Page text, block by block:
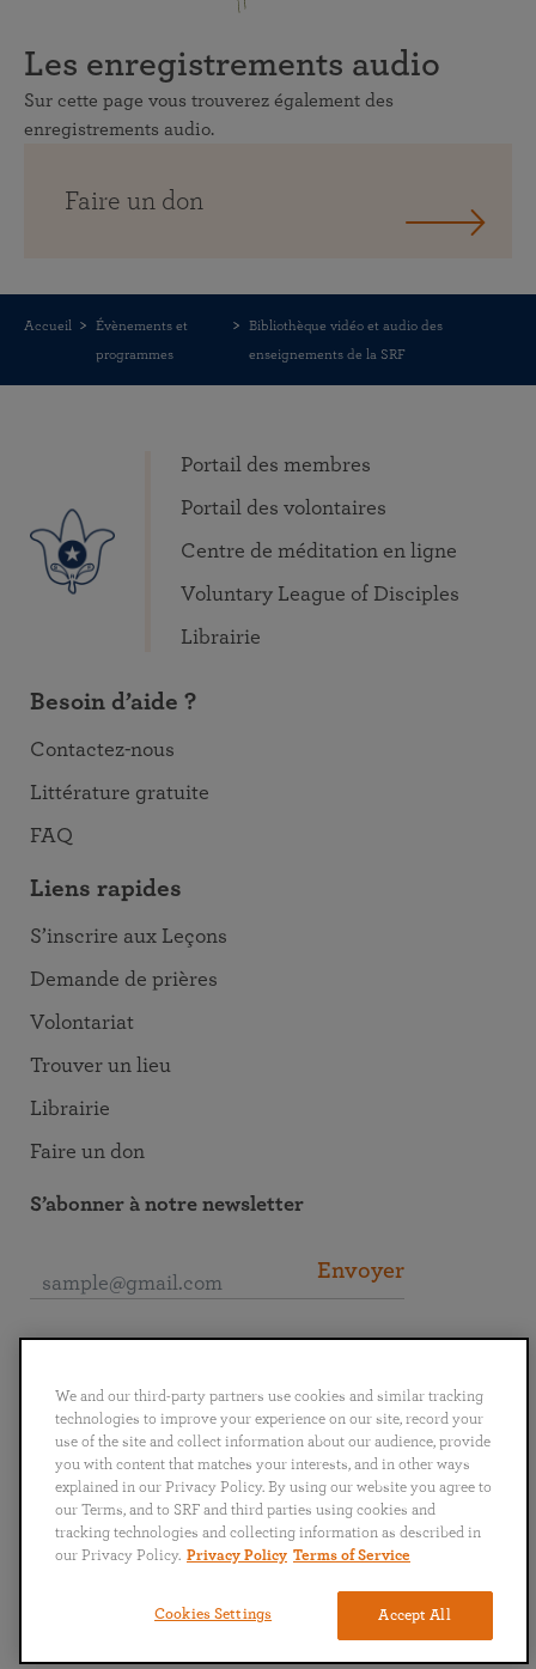
Les enregistrements audio
Sur cette page vous trouverez également des
enregistrements audio.
Faire un don
Accueil
Évènements et
programmes
Bibliothèque vidéo et audio des
enseignements de la SRF
Portail des membres
Portail des volontaires
Centre de méditation en ligne
Voluntary League of Disciples
Librairie
Besoin d’aide ?
Contactez-nous
Littérature gratuite
FAQ
Liens rapides
S’inscrire aux Leçons
Demande de prières
Volontariat
Trouver un lieu
Librairie
Faire un don
S’abonner à notre newsletter
Envoyer
English Deutsch Español Français
Italiano
Português
日本語 ไทย
Copyright © 2024 Self-Realization Fellowship. Tous droits réservés.
We and our third-party partners use cookies and similar tracking
technologies to improve your experience on our site, record your
use of the site and collect information about our audience, provide
you with content that matches your interests, and in other ways
explained in our Privacy Policy. By using our website you agree to
our Terms, and to SRF and third parties using cookies and
tracking technologies and collecting information as described in
our Privacy Policy. Privacy Policy Terms of Service
Accept All
Cookies Settings